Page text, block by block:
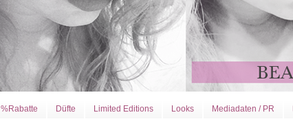
%Rabatte Düfte Limited Editions Looks Mediadaten / PR